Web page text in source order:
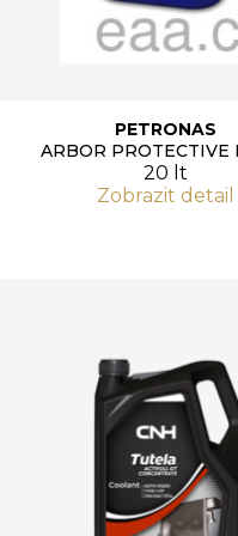
PETRONAS
ARBOR PROTECTIVE
20 lt
Zobrazit detail